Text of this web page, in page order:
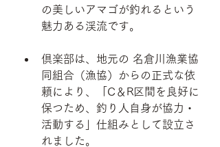
の美しいアマゴが釣れるという
魅力ある渓流です。
倶楽部は、地元の 名倉川漁業協
同組合（漁協）からの正式な依
頼により、「C＆R区間を良好に
保つため、釣り人自身が協力・
活動する」仕組みとして設立さ
れました。